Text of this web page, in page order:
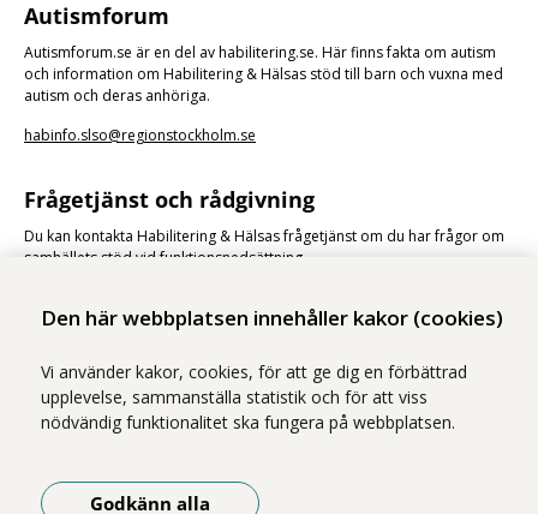
Den här webbplatsen innehåller kakor (cookies)
Vi använder kakor, cookies, för att ge dig en förbättrad
upplevelse, sammanställa statistik och för att viss
nödvändig funktionalitet ska fungera på webbplatsen.
Godkänn alla
Autismforum
Autismforum.se är en del av habilitering.se. Här finns fakta om autism
och information om Habilitering & Hälsas stöd till barn och vuxna med
autism och deras anhöriga.
habinfo.slso@regionstockholm.se
Frågetjänst och rådgivning
Du kan kontakta Habilitering & Hälsas frågetjänst om du har frågor om
samhällets stöd vid funktionsnedsättning.
Vi ingår i Stockholms läns sjukvårdsområde som erbjuder hälso- och
sjukvård i Region Stockholms regi.